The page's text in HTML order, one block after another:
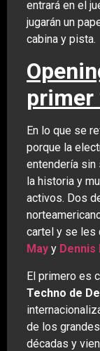
entrará en el
jugarán un
cabina y pista.
primer
En lo que se
porque la
entendería sin
la historia y
activos. Dos
cartel y se les
May y
El primero es
Techno de
de los
décadas y